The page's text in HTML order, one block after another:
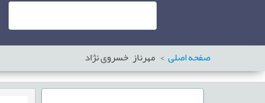
صفحه اصلی مهرناز خسروی نژاد